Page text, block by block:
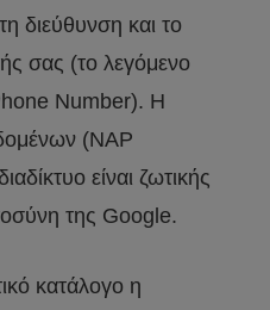
διεύθυνση και το
σας (το λεγόμενο
Number). Η
(NAP
είναι ζωτικής
της Google.
κατάλογο η